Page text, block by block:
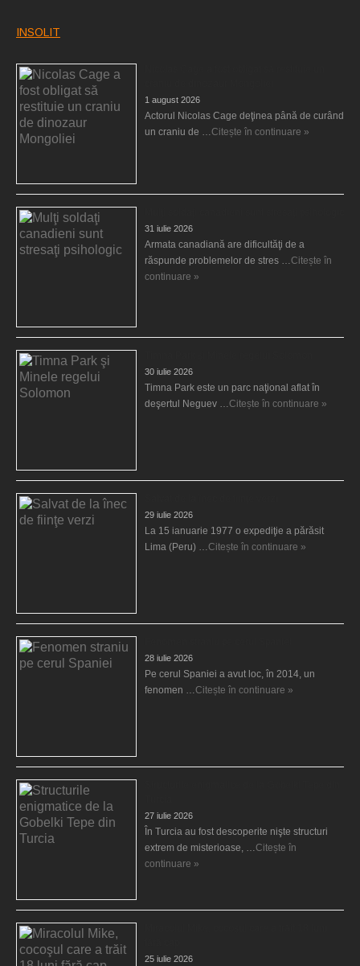
INSOLIT
1 august 2026
Actorul Nicolas Cage deţinea până de curând
un craniu de … Citește în continuare »
31 iulie 2026
Armata canadiană are dificultăţi de a
răspunde problemelor de stres … Citește în
continuare »
30 iulie 2026
Timna Park este un parc naţional aflat în
deşertul Neguev … Citește în continuare »
29 iulie 2026
La 15 ianuarie 1977 o expediţie a părăsit
Lima (Peru) … Citește în continuare »
28 iulie 2026
Pe cerul Spaniei a avut loc, în 2014, un
fenomen … Citește în continuare »
27 iulie 2026
În Turcia au fost descoperite nişte structuri
extrem de misterioase, … Citește în
continuare »
25 iulie 2026